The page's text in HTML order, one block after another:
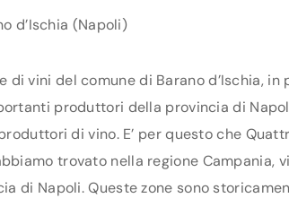
d’Ischia (Napoli)
di vini del comune di Barano d’Ischia,
produttori della provincia di
di vino. E’ per questo che
trovato nella regione Campania,
di Napoli. Queste zone sono